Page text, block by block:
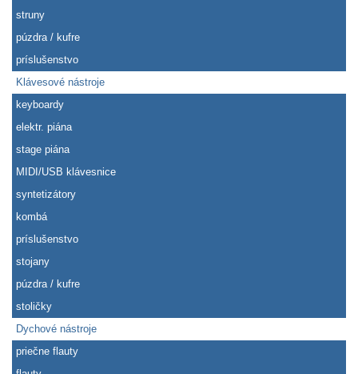
struny
púzdra / kufre
príslušenstvo
Klávesové nástroje
keyboardy
elektr. piána
stage piána
MIDI/USB klávesnice
syntetizátory
kombá
príslušenstvo
stojany
púzdra / kufre
stoličky
Dychové nástroje
priečne flauty